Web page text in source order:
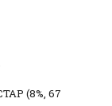
(8%, 67